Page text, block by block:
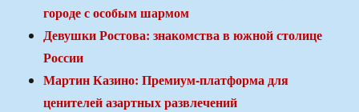
городе с особым шармом
Девушки Ростова: знакомства в южной столице
России
Мартин Казино: Премиум-платформа для
ценителей азартных развлечений